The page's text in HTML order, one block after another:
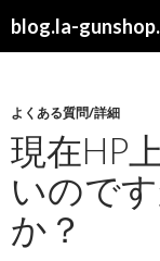
blog.la-
索
ン
ツ
へ
ス
キ
ッ
プ
よくある質問/詳細
現在HP
いので
か？